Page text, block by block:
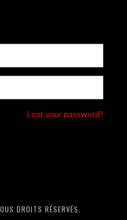
Lost your password?
DROITS RÉSERVÉS.